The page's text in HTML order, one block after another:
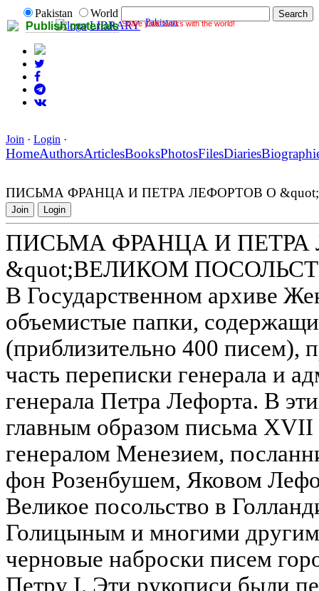
Publish materials Share your works with the world!
Pakistan
World
LIBRARY Pakistan
Join · Login ·
HomeAuthorsArticlesBooksPhotosFilesDiaries
ПИСЬМА ФРАНЦА И ПЕТРА ЛЕФОРТОВ О
Join Login
ПИСЬМА ФРАНЦА И ПЕТРА
&quot;ВЕЛИКОМ
В Государственном архиве
объемистые папки,
(приблизительно 400 писем),
часть переписки генерала и
генерала Петра Лефорта. В
главным образом письма
генералом Менезием,
фон Розенбушем, Яковом
Великое посольство в
Голицыным и многими
черновые наброски писем
Петру I. Эти рукописи были